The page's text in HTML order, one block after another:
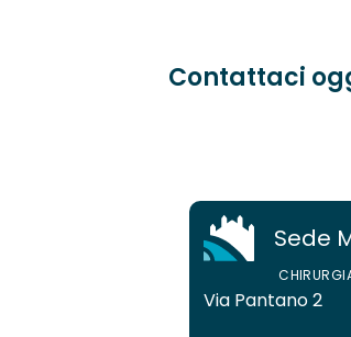
Contattaci
Sede
Via Pantano 2